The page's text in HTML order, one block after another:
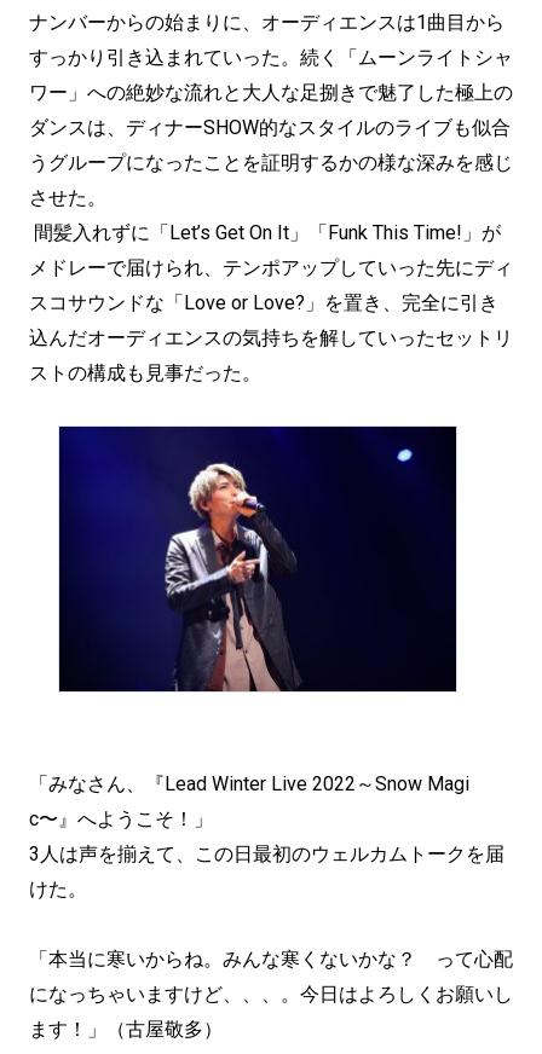
ナンバーからの始まりに、オーディエンスは1曲目から
すっかり引き込まれていった。続く「ムーンライトシャ
ワー」への絶妙な流れと大人な足捌きで魅了した極上の
ダンスは、ディナーSHOW的なスタイルのライブも似合
うグループになったことを証明するかの様な深みを感じ
させた。
間髪入れずに「Let’s Get On It」「Funk This Time!」が
メドレーで届けられ、テンポアップしていった先にディ
スコサウンドな「Love or Love?」を置き、完全に引き
込んだオーディエンスの気持ちを解していったセットリ
ストの構成も見事だった。
「みなさん、『Lead Winter Live 2022～Snow Magi
c〜』へようこそ！」
3人は声を揃えて、この日最初のウェルカムトークを届
けた。
「本当に寒いからね。みんな寒くないかな？ って心配
になっちゃいますけど、、、。今日はよろしくお願いし
ます！」（古屋敬多）